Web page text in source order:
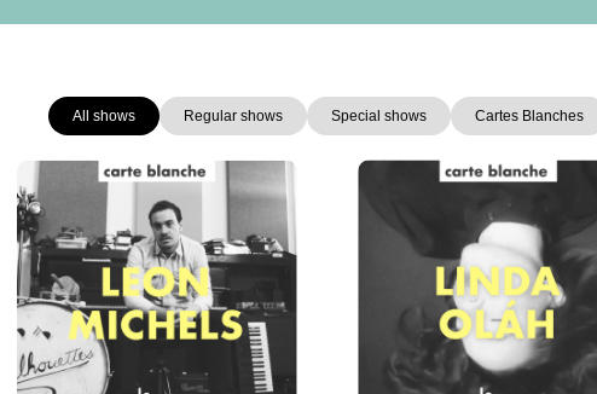
All shows Regular shows Special shows Cartes Blanches
Page PagePage